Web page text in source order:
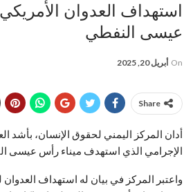
استهداف العدوان
عيسى النفطي
On أبريل 20, 2025
Share
أدان المركز اليمني لحقوق الإنسان، بأشد
الإجرامي الذي استهدف ميناء رأس عيسى
واعتبر المركز في بيان له استهداف العدوان